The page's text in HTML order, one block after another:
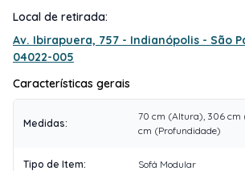
Local de retirada:
Av. Ibirapuera, 757 - Indianópolis - São
04022-005
Características gerais
Medidas:
70 cm (Altura), 306 cm
cm (Profundidade)
Tipo de Item: Sofá Modular